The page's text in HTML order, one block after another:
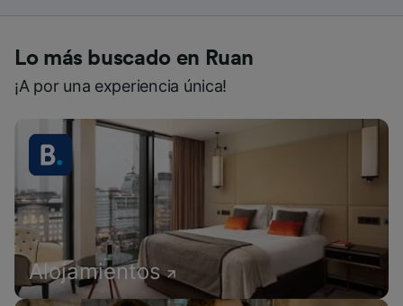
Lo más buscado en Ruan
¡A por una experiencia única!
Alojamientos